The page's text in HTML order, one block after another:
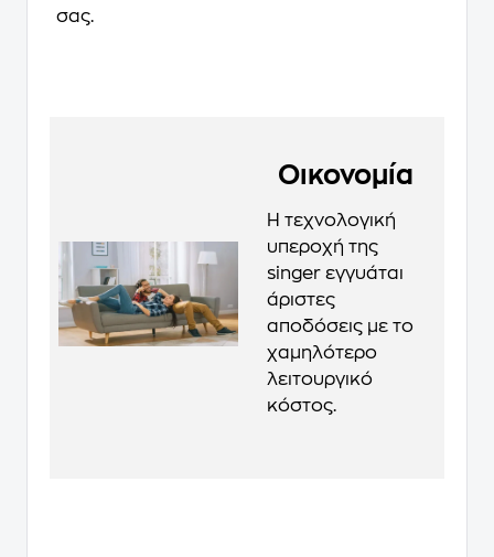
σας.
Οικονομία
Η τεχνολογική
υπεροχή της
singer εγγυάται
άριστες
αποδόσεις με το
χαμηλότερο
λειτουργικό
κόστος.